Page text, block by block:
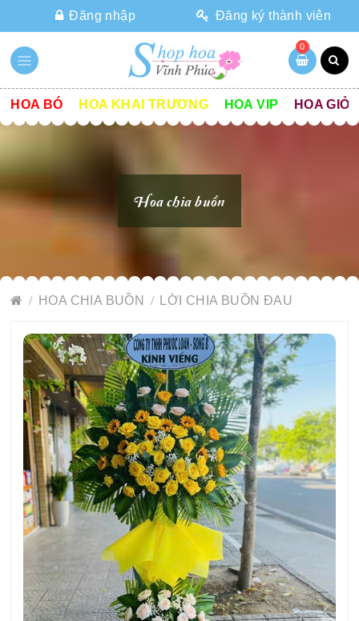
Đăng nhập Đăng ký thành viên
0
HOA BÓ HOA KHAI TRƯƠNG HOA VIP HOA GIỎ
Hoa chia buồn
HOA CHIA BUỒN LỜI CHIA BUỒN ĐAU